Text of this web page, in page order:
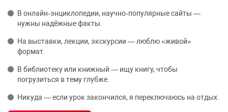
В онлайн‑энциклопедии, научно‑популярные сайты —
нужны надёжные факты.
На выставки, лекции, экскурсии — люблю «живой»
формат.
В библиотеку или книжный — ищу книгу, чтобы
погрузиться в тему глубже.
Никуда — если урок закончился, я переключаюсь на отдых.